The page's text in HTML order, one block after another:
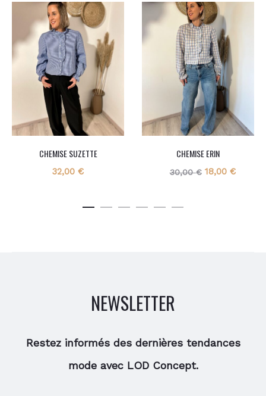
CHEMISE SUZETTE
32,00 €
CHEMISE ERIN
30,00€ Le
18,00 €Le
NEWSLETTER
Restez informés des dernières tendances
mode avec LOD Concept.